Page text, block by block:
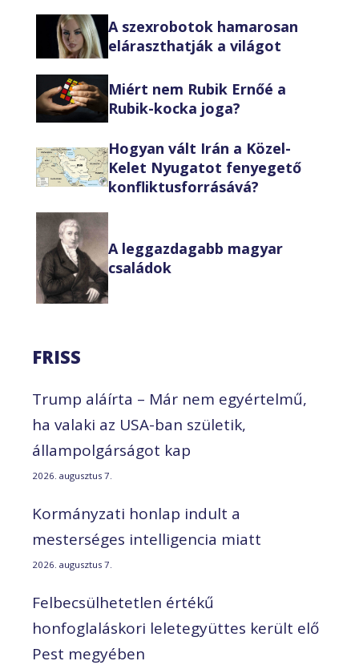
A szexrobotok hamarosan
eláraszthatják a világot
Miért nem Rubik Ernőé a
Rubik-kocka joga?
Hogyan vált Irán a Közel-
Kelet Nyugatot fenyegető
konfliktusforrásává?
A leggazdagabb magyar
családok
FRISS
Trump aláírta – Már nem egyértelmű,
ha valaki az USA-ban születik,
állampolgárságot kap
2026. augusztus 7.
Kormányzati honlap indult a
mesterséges intelligencia miatt
2026. augusztus 7.
Felbecsülhetetlen értékű
honfoglaláskori leletegyüttes került elő
Pest megyében